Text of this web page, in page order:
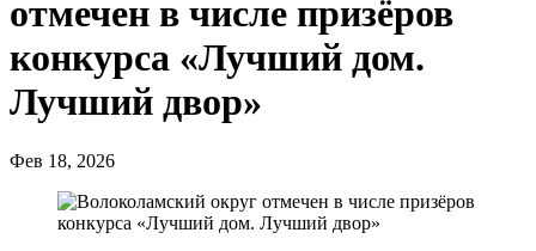
отмечен в числе призёров
конкурса «Лучший дом.
Лучший двор»
Фев 18, 2026